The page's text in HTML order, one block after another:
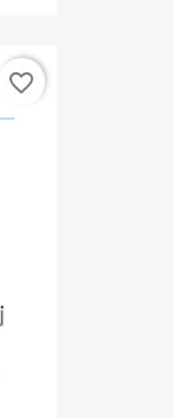
favorite_border